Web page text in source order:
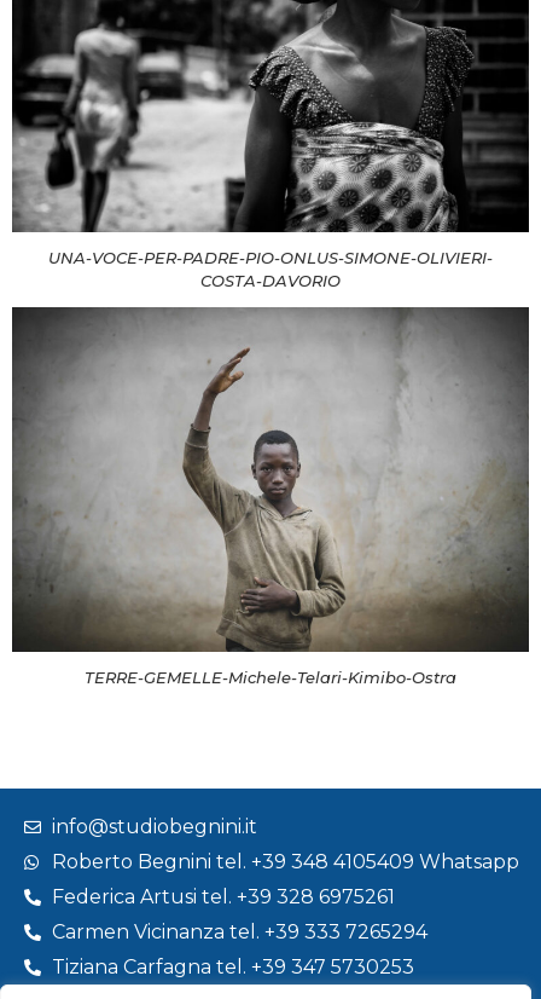
UNA-VOCE-PER-PADRE-PIO-ONLUS-SIMONE-OLIVIERI-
COSTA-DAVORIO
TERRE-GEMELLE-Michele-Telari-Kimibo-Ostra
info@studiobegnini.it
Roberto Begnini tel. +39 348 4105409 Whatsapp
Federica Artusi tel. +39 328 6975261
Carmen Vicinanza tel. +39 333 7265294
Tiziana Carfagna tel. +39 347 5730253